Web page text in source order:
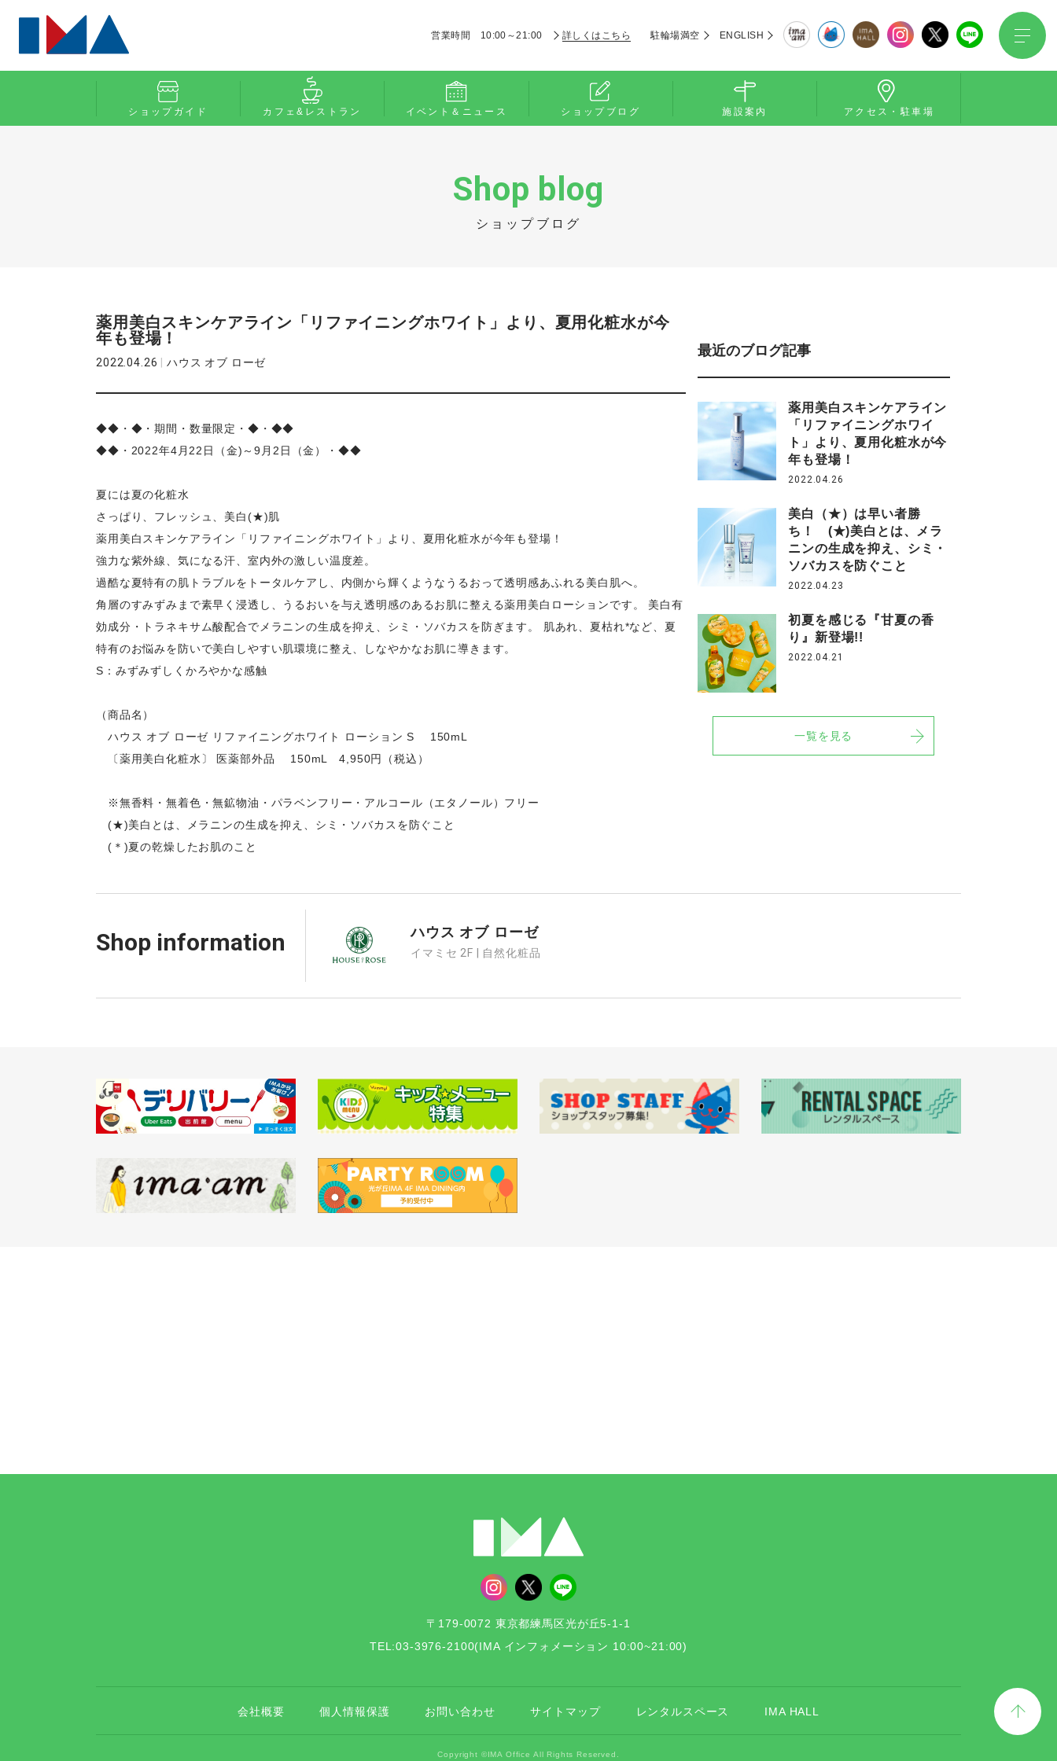
営業時間 10:00～21:00 詳しくはこちら 駐輪場満空 ENGLISH
ショップガイド カフェ&レストラン イベント＆ニュース ショップブログ 施設案内 アクセス・駐車場
Shop blog
ショップブログ
薬用美白スキンケアライン「リファイニングホワイト」より、夏用化粧水が今
年も登場！
2022.04.26 ハウス オブ ローゼ
◆◆・◆・期間・数量限定・◆・◆◆
◆◆・2022年4月22日（金)～9月2日（金）・◆◆
夏には夏の化粧水
さっぱり、フレッシュ、美白(★)肌
薬用美白スキンケアライン「リファイニングホワイト」より、夏用化粧水が今年も登場！
強力な紫外線、気になる汗、室内外の激しい温度差。
過酷な夏特有の肌トラブルをトータルケアし、内側から輝くようなうるおって透明感あふれる美白肌へ。
角層のすみずみまで素早く浸透し、うるおいを与え透明感のあるお肌に整える薬用美白ローションです。 美白有
効成分・トラネキサム酸配合でメラニンの生成を抑え、シミ・ソバカスを防ぎます。 肌あれ、夏枯れ*など、夏
特有のお悩みを防いで美白しやすい肌環境に整え、しなやかなお肌に導きます。
S：みずみずしくかろやかな感触
（商品名）
ハウス オブ ローゼ リファイニングホワイト ローション S 150mL
〔薬用美白化粧水〕 医薬部外品 150mL 4,950円（税込）
※無香料・無着色・無鉱物油・パラベンフリー・アルコール（エタノール）フリー
(★)美白とは、メラニンの生成を抑え、シミ・ソバカスを防ぐこと
(＊)夏の乾燥したお肌のこと
最近のブログ記事
薬用美白スキンケアライン
「リファイニングホワイ
ト」より、夏用化粧水が今
年も登場！
2022.04.26
美白（★）は早い者勝
ち！ (★)美白とは、メラ
ニンの生成を抑え、シミ・
ソバカスを防ぐこと
2022.04.23
初夏を感じる『甘夏の香
り』新登場!!
2022.04.21
一覧を見る
Shop information ハウス オブ ローゼ
イマミセ 2F | 自然化粧品
〒179-0072 東京都練馬区光が丘5-1-1
TEL:03-3976-2100(IMA インフォメーション 10:00~21:00)
会社概要 個人情報保護 お問い合わせ サイトマップ レンタルスペース IMA HALL
Copyright ©IMA Office All Rights Reserved.